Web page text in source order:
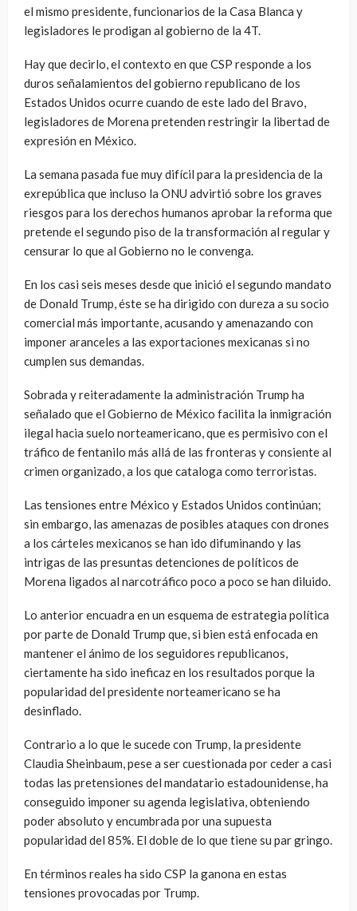
el mismo presidente, funcionarios de la Casa Blanca y
legisladores le prodigan al gobierno de la 4T.
Hay que decirlo, el contexto en que CSP responde a los
duros señalamientos del gobierno republicano de los
Estados Unidos ocurre cuando de este lado del Bravo,
legisladores de Morena pretenden restringir la libertad de
expresión en México.
La semana pasada fue muy difícil para la presidencia de la
exrepública que incluso la ONU advirtió sobre los graves
riesgos para los derechos humanos aprobar la reforma que
pretende el segundo piso de la transformación al regular y
censurar lo que al Gobierno no le convenga.
En los casi seis meses desde que inició el segundo mandato
de Donald Trump, éste se ha dirigido con dureza a su socio
comercial más importante, acusando y amenazando con
imponer aranceles a las exportaciones mexicanas si no
cumplen sus demandas.
Sobrada y reiteradamente la administración Trump ha
señalado que el Gobierno de México facilita la inmigración
ilegal hacia suelo norteamericano, que es permisivo con el
tráfico de fentanilo más allá de las fronteras y consiente al
crimen organizado, a los que cataloga como terroristas.
Las tensiones entre México y Estados Unidos continúan;
sin embargo, las amenazas de posibles ataques con drones
a los cárteles mexicanos se han ido difuminando y las
intrigas de las presuntas detenciones de políticos de
Morena ligados al narcotráfico poco a poco se han diluido.
Lo anterior encuadra en un esquema de estrategia política
por parte de Donald Trump que, si bien está enfocada en
mantener el ánimo de los seguidores republicanos,
ciertamente ha sido ineficaz en los resultados porque la
popularidad del presidente norteamericano se ha
desinflado.
Contrario a lo que le sucede con Trump, la presidente
Claudia Sheinbaum, pese a ser cuestionada por ceder a casi
todas las pretensiones del mandatario estadounidense, ha
conseguido imponer su agenda legislativa, obteniendo
poder absoluto y encumbrada por una supuesta
popularidad del 85%. El doble de lo que tiene su par gringo.
En términos reales ha sido CSP la ganona en estas
tensiones provocadas por Trump.